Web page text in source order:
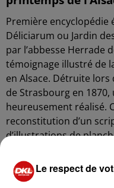
Première encyclopédie
Déliciarum ou Jardin
par l’abbesse Herrade
témoignage illustré de
en Alsace. Détruite
de Strasbourg en
heureusement réalisé.
reconstitution d’un
d’illustrations de
redécouvrir la
parchemin, d’encre et
Le respect de